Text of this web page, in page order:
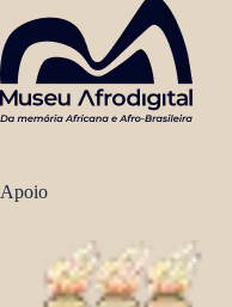
Apoio